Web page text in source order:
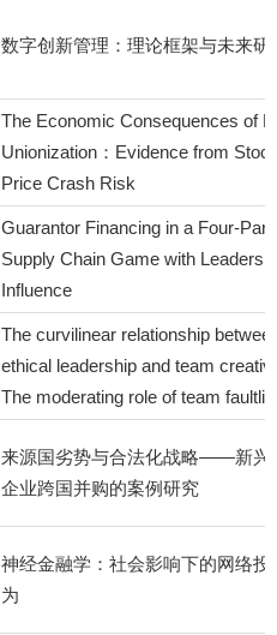
数字创新管理：理论框架与未来研
The Economic Consequences of
Unionization：Evidence from
Price Crash Risk
Guarantor Financing in a Four-
Supply Chain Game with
Influence
The curvilinear relationship
ethical leadership and team
The moderating role of team
来源国劣势与合法化战略——新兴
企业跨国并购的案例研究
神经金融学：社会影响下的网络投
为